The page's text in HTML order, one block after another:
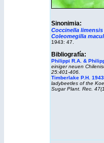
Sinonimia:
Coccinella limensis
Coleomegilla
1943: 47.
Bibliografía:
Philippi R.A. &
einiger neuen
25:401-406.
Timberlake P.H. 1943,
ladybeetles of the
Sugar Plant. Rec.